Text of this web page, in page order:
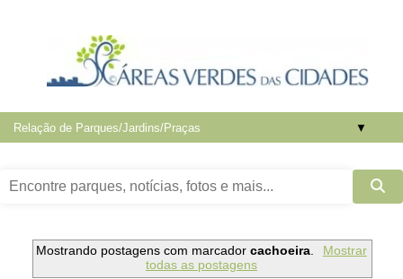
▼
Mostrando postagens com marcadorcachoeira.
Mostrar
todas as postagens